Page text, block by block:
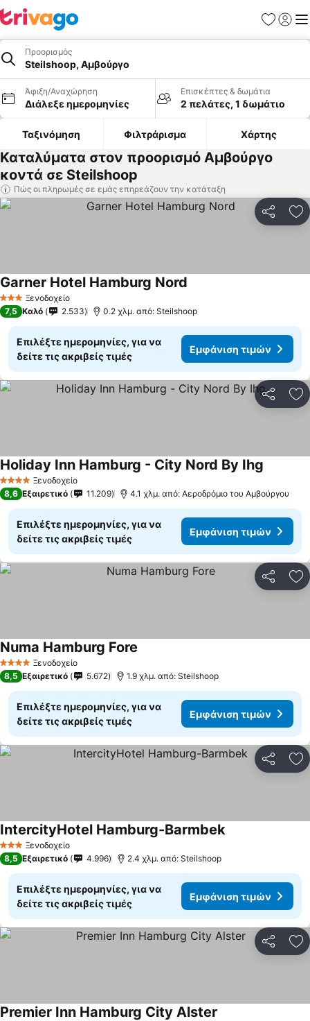
Προορισμός
Steilshoop, Αμβούργο
Άφιξη/Αναχώρηση
Διάλεξε ημερομηνίες
Επισκέπτες & δωμάτια
2 πελάτες, 1 δωμάτιο
Ταξινόμηση Φιλτράρισμα Χάρτης
Καταλύματα στον προορισμό Αμβούργο
κοντά σε Steilshoop
Πώς οι πληρωμές σε εμάς επηρεάζουν την κατάταξη
3 ΑστέριαΞενοδοχείο
Garner Hotel Hamburg Nord
7,5 Καλό 2.533 0.2 χλμ. από: Steilshoop
Επιλέξτε ημερομηνίες, για να
δείτε τις ακριβείς τιμές
Εμφάνιση τιμών
4 ΑστέριαΞενοδοχείο
Holiday Inn Hamburg - City Nord By Ihg
8,6 Εξαιρετικό 11.209 4.1 χλμ. από: Αεροδρόμιο του Αμβούργου
Επιλέξτε ημερομηνίες, για να
δείτε τις ακριβείς τιμές
Εμφάνιση τιμών
4 ΑστέριαΞενοδοχείο
Numa Hamburg Fore
8,5 Εξαιρετικό 5.672 1.9 χλμ. από: Steilshoop
Επιλέξτε ημερομηνίες, για να
δείτε τις ακριβείς τιμές
Εμφάνιση τιμών
3 ΑστέριαΞενοδοχείο
IntercityHotel Hamburg-BarmbekΕμφάνιση τιμών
8,5 Εξαιρετικό 4.996 2.4 χλμ. από: Steilshoop
Επιλέξτε ημερομηνίες, για να
δείτε τις ακριβείς τιμές
Εμφάνιση τιμών
Premier Inn Hamburg City Alster